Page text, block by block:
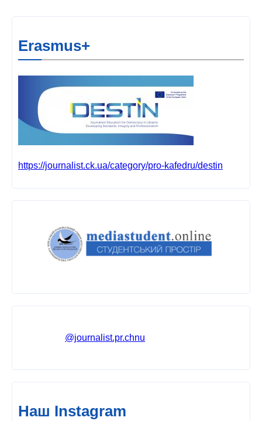
Erasmus+
https://journalist.ck.ua/category/pro-kafedru/destin
@journalist.pr.chnu
Наш Instagram